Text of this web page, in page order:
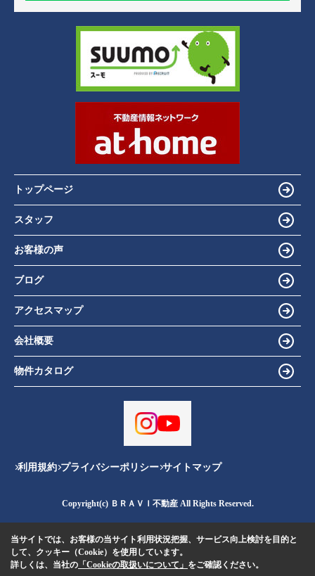
トップページ
スタッフ
お客様の声
ブログ
アクセスマップ
会社概要
物件カタログ
利用規約 プライバシーポリシー サイトマップ
Copyright(c) ＢＲＡＶＩ不動産 All Rights Reserved.
当サイトでは、お客様の当サイト利用状況把握、サービス向上検討を目的と
して、クッキー（Cookie）を使用しています。
詳しくは、当社の 「Cookieの取扱いについて」 をご確認ください。